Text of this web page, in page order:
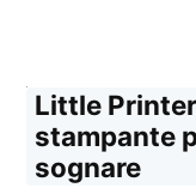
Little
stampante
sognare